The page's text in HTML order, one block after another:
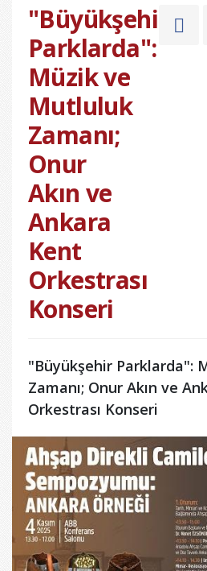
"Büyükşehir
Parklarda":
Müzik ve
Mutluluk
Zamanı;
Onur
Akın ve
Ankara
Kent
Orkestrası
Konseri
"Büyükşehir Parklarda":
Zamanı; Onur Akın ve
Orkestrası Konseri